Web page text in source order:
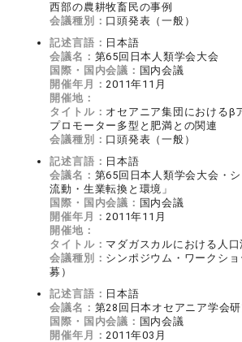
西部の農耕牧畜民の事例
会議種別： 口頭発表（一般）
記述言語： 日本語
会議名： 第65回日本人類学会大会
国際・国内会議： 国内会議
開催年月：2011年11月
開催地：
タイトル： オセアニア集団におけるβ
プロモーター多型と肥満との関連
会議種別： 口頭発表（一般）
記述言語： 日本語
会議名： 第65回日本人類学会大会・
流動・生業転換と環境」
国際・国内会議： 国内会議
開催年月：2011年11月
開催地：
タイトル： マダガスカルにおける人
会議種別： シンポジウム・ワークシ
募）
記述言語： 日本語
会議名： 第28回日本オセアニア学会
国際・国内会議： 国内会議
開催年月：2011年03月